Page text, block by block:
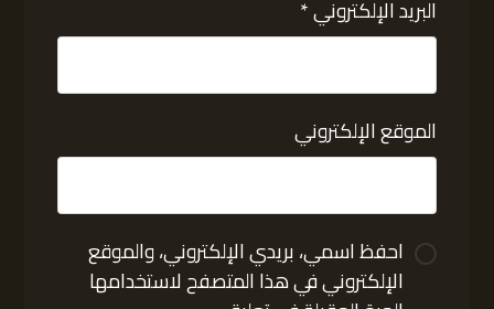
البريد الإلكتروني*
الموقع الإلكتروني
احفظ اسمي، بريدي الإلكتروني، والموقع
الإلكتروني في هذا المتصفح لاستخدامها